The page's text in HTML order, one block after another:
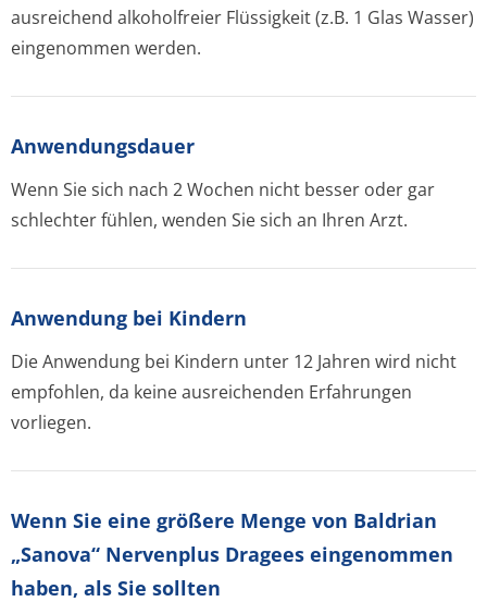
ausreichend alkoholfreier Flüssigkeit (z.B. 1 Glas Wasser)
eingenommen werden.
Anwendungsdauer
Wenn Sie sich nach 2 Wochen nicht besser oder gar
schlechter fühlen, wenden Sie sich an Ihren Arzt.
Anwendung bei Kindern
Die Anwendung bei Kindern unter 12 Jahren wird nicht
empfohlen, da keine ausreichenden Erfahrungen
vorliegen.
Wenn Sie eine größere Menge von Baldrian
„Sanova“ Nervenplus Dragees eingenommen
haben, als Sie sollten